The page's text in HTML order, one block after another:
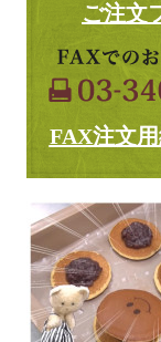
ご注文
FAX注文